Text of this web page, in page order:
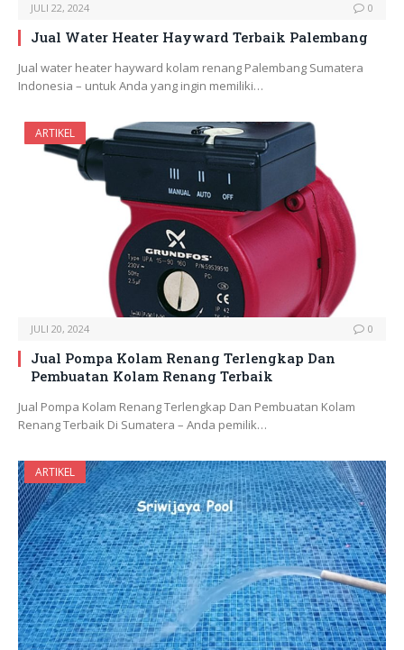
JULI 22, 2024 0
Jual Water Heater Hayward Terbaik Palembang
Jual water heater hayward kolam renang Palembang Sumatera
Indonesia – untuk Anda yang ingin memiliki…
ARTIKEL
JULI 20, 2024 0
Jual Pompa Kolam Renang Terlengkap Dan
Pembuatan Kolam Renang Terbaik
Jual Pompa Kolam Renang Terlengkap Dan Pembuatan Kolam
Renang Terbaik Di Sumatera – Anda pemilik…
ARTIKEL